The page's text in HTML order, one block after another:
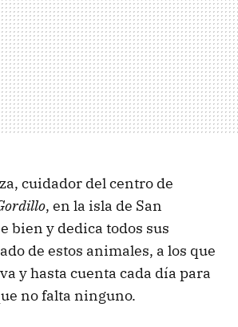
cuidador del centro de
, en la isla de San
bien y dedica todos sus
de estos animales, a los que
y hasta cuenta cada día para
no falta ninguno.